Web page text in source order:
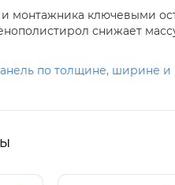
монтажника ключевыми
снижает
по толщине, ширине и